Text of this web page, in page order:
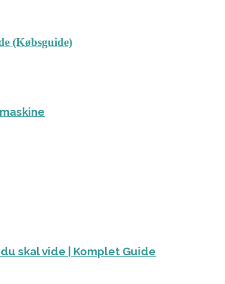
(Købsguide)
skal vide | Komplet Guide